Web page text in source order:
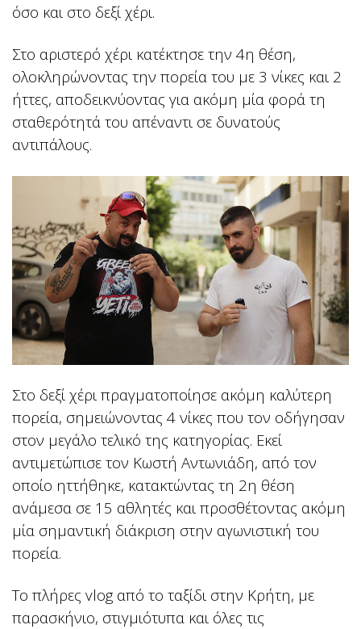
όσο και στο δεξί χέρι.
Στο αριστερό χέρι κατέκτησε την 4η θέση,
ολοκληρώνοντας την πορεία του με 3 νίκες και 2
ήττες, αποδεικνύοντας για ακόμη μία φορά τη
σταθερότητά του απέναντι σε δυνατούς
αντιπάλους.
Στο δεξί χέρι πραγματοποίησε ακόμη καλύτερη
πορεία, σημειώνοντας 4 νίκες που τον οδήγησαν
στον μεγάλο τελικό της κατηγορίας. Εκεί
αντιμετώπισε τον Κωστή Αντωνιάδη, από τον
οποίο ηττήθηκε, κατακτώντας τη 2η θέση
ανάμεσα σε 15 αθλητές και προσθέτοντας ακόμη
μία σημαντική διάκριση στην αγωνιστική του
πορεία.
Το πλήρες vlog από το ταξίδι στην Κρήτη, με
παρασκήνιο, στιγμιότυπα και όλες τις